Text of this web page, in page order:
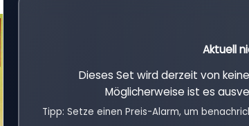
Aktuell
Dieses Set wird derzeit von
Möglicherweise ist es
Tipp: Setze einen Preis-Alarm, um